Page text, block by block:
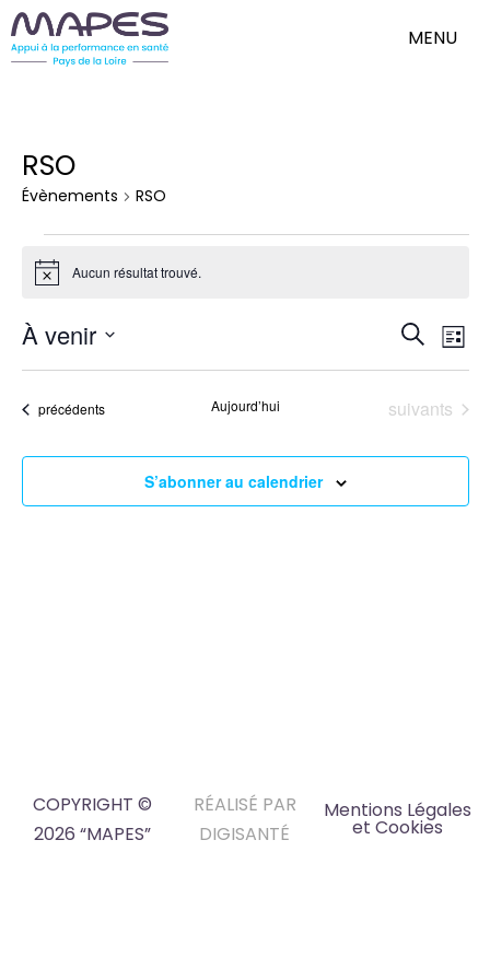
MENU
RSO
Évènements RSO
Notice Aucun résultat trouvé.
et
de
vues
de
Liste
À venir
une
Évènements
précédents Aujourd’hui Évènements
suivants
S’abonner au calendrier
COPYRIGHT ©
2026 “MAPES”
RÉALISÉ PAR
DIGISANTÉ
Mentions Légales
et Cookies